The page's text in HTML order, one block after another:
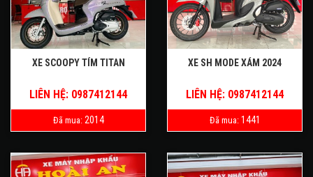
XE SCOOPY TÍM TITAN
LIÊN HỆ: 0987412144
Đã mua: 2014
XE SH MODE XÁM 2024
LIÊN HỆ: 0987412144
Đã mua: 1441